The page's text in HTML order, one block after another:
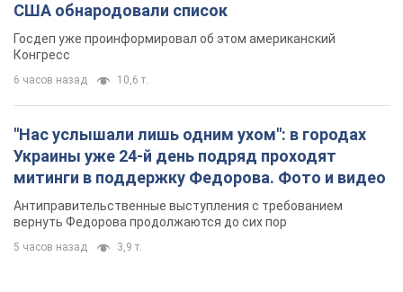
США обнародовали список
Госдеп уже проинформировал об этом американский
Конгресс
6 часов назад 10,6 т.
"Нас услышали лишь одним ухом": в городах
Украины уже 24-й день подряд проходят
митинги в поддержку Федорова. Фото и видео
Антиправительственные выступления с требованием
вернуть Федорова продолжаются до сих пор
5 часов назад 3,9 т.